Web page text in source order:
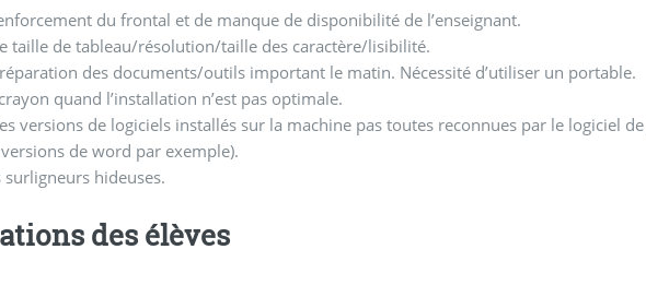
du frontal et de manque de disponibilité de l’enseignant.
taille de tableau/résolution/taille des caractère/lisibilité.
des documents/outils important le matin. Nécessité d’utiliser un portable.
quand l’installation n’est pas optimale.
versions de logiciels installés sur la machine pas toutes reconnues par le logiciel
de word par exemple).
surligneurs hideuses.
des élèves